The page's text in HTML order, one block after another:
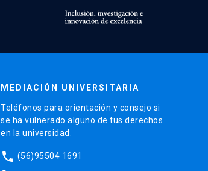
MEDIACIÓN UNIVERSITARIA
Teléfonos para orientación y consejo si
se ha vulnerado alguno de tus derechos
en la universidad.
phone (56)95504 1691